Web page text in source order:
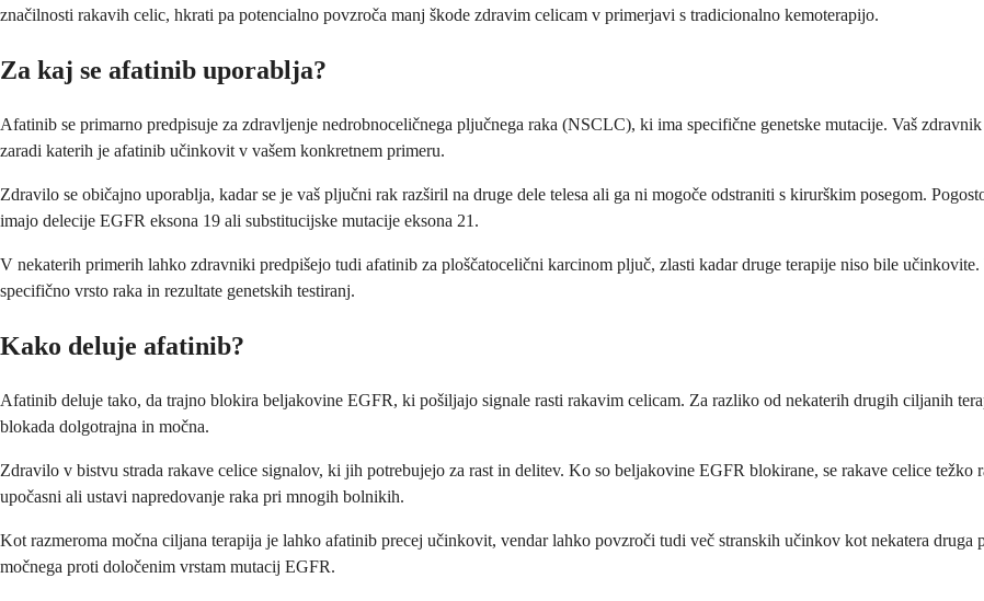
značilnosti rakavih celic, hkrati pa potencialno povzroča manj škode zdravim celicam v primerjavi s tradicionalno kemoterapijo.
Za kaj se afatinib uporablja?
Afatinib se primarno predpisuje za zdravljenje nedrobnoceličnega pljučnega raka (NSCLC), ki ima specifične genetske mutacije. Vaš
zaradi katerih je afatinib učinkovit v vašem konkretnem primeru.
Zdravilo se običajno uporablja, kadar se je vaš pljučni rak razširil na druge dele telesa ali ga ni mogoče odstraniti s kirurškim posegom.
imajo delecije EGFR eksona 19 ali substitucijske mutacije eksona 21.
V nekaterih primerih lahko zdravniki predpišejo tudi afatinib za ploščatocelični karcinom pljuč, zlasti kadar druge terapije niso bile
specifično vrsto raka in rezultate genetskih testiranj.
Kako deluje afatinib?
Afatinib deluje tako, da trajno blokira beljakovine EGFR, ki pošiljajo signale rasti rakavim celicam. Za razliko od nekaterih drugih ciljanih
blokada dolgotrajna in močna.
Zdravilo v bistvu strada rakave celice signalov, ki jih potrebujejo za rast in delitev. Ko so beljakovine EGFR blokirane, se rakave celice
upočasni ali ustavi napredovanje raka pri mnogih bolnikih.
Kot razmeroma močna ciljana terapija je lahko afatinib precej učinkovit, vendar lahko povzroči tudi več stranskih učinkov kot nekatera druga
močnega proti določenim vrstam mutacij EGFR.